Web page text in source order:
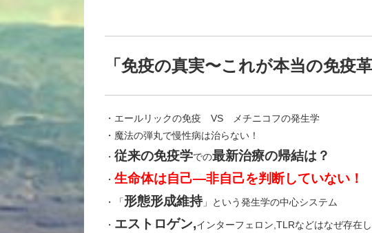
「免疫の真実〜これが本当の免疫
・エールリックの免疫 VS メチニコフの発生学
・魔法の弾丸で慢性病は治らない！
・ 従来の免疫学での最新治療の帰結は？
・ 生命体は自己―非自己を判断していない！
・「形態形成維持」という発生学の中心システム
・ エストロゲン,インターフェロン,TLRなどはなぜ存在